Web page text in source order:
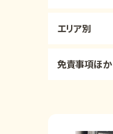
エリア別
免責事項ほか